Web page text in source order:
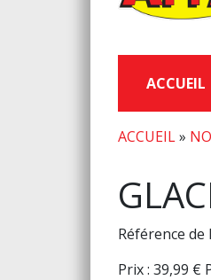
ACCUEIL
ACCUEIL»
Référence de
Prix : 39,99 €